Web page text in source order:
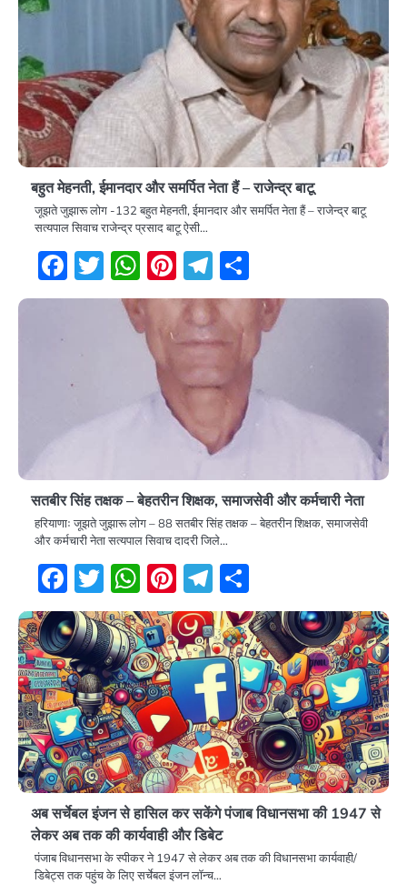
बहुत मेहनती, ईमानदार और समर्पित नेता हैं – राजेन्द्र बाटू
जूझते जुझारू लोग -132 बहुत मेहनती, ईमानदार और समर्पित नेता हैं – राजेन्द्र बाटू
सत्यपाल सिवाच राजेन्द्र प्रसाद बाटू ऐसी…
Facebook
Twitter
WhatsApp
Pinterest
Telegram
सतबीर सिंह तक्षक – बेहतरीन शिक्षक, समाजसेवी और कर्मचारी नेता
हरियाणाः जूझते जुझारू लोग – 88 सतबीर सिंह तक्षक – बेहतरीन शिक्षक, समाजसेवी
और कर्मचारी नेता सत्यपाल सिवाच दादरी जिले…
Facebook
Twitter
WhatsApp
Pinterest
Telegram
अब सर्चेबल इंजन से हासिल कर सकेंगे पंजाब विधानसभा की 1947 से
लेकर अब तक की कार्यवाही और डिबेट
पंजाब विधानसभा के स्पीकर ने 1947 से लेकर अब तक की विधानसभा कार्यवाही/
डिबेट्स तक पहुंच के लिए सर्चेबल इंजन लॉन्च…